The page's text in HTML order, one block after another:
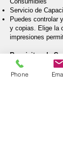
Servicio de
Puedes controlar
y copias. Elige la
impresiones
Requisitos de
Acta constitutiva y
Copia de INE de
Phone